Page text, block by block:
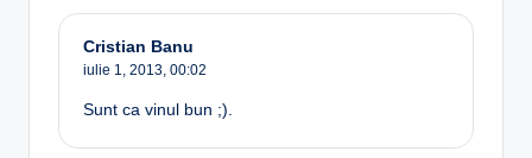
Cristian Banu
iulie 1, 2013, 00:02
Sunt ca vinul bun ;).